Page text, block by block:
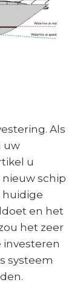
Als
uw
u
nieuw schip
huidige
en het
het zeer
investeren
systeem